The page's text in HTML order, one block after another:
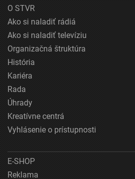
O STVR
Ako si naladiť rádiá
Ako si naladiť televíziu
Organizačná štruktúra
História
Kariéra
Rada
Úhrady
Kreatívne centrá
Vyhlásenie o prístupnosti
E-SHOP
Reklama